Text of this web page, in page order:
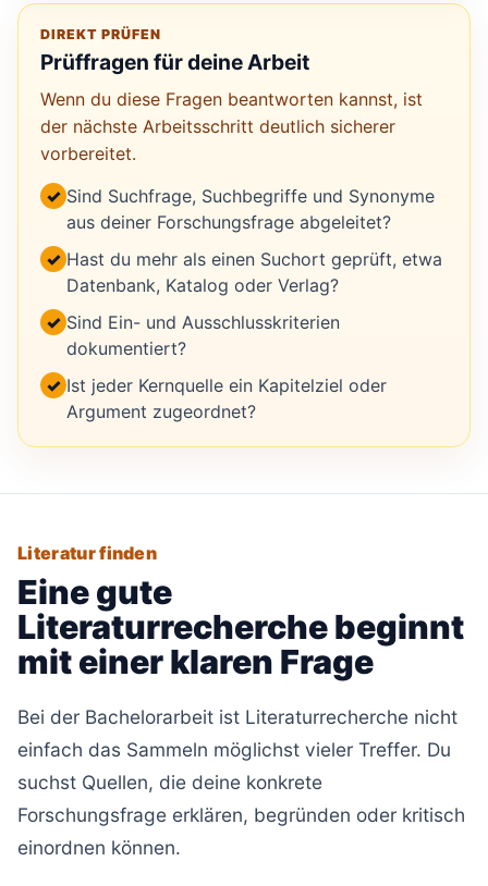
DIREKT PRÜFEN
Prüffragen für deine Arbeit
Wenn du diese Fragen beantworten kannst, ist
der nächste Arbeitsschritt deutlich sicherer
vorbereitet.
✓ Sind Suchfrage, Suchbegriffe und Synonyme
aus deiner Forschungsfrage abgeleitet?
✓ Hast du mehr als einen Suchort geprüft, etwa
Datenbank, Katalog oder Verlag?
✓ Sind Ein- und Ausschlusskriterien
dokumentiert?
✓ Ist jeder Kernquelle ein Kapitelziel oder
Argument zugeordnet?
Literatur finden
Eine gute
Literaturrecherche beginnt
mit einer klaren Frage
Bei der Bachelorarbeit ist Literaturrecherche nicht
einfach das Sammeln möglichst vieler Treffer. Du
suchst Quellen, die deine konkrete
Forschungsfrage erklären, begründen oder kritisch
einordnen können.